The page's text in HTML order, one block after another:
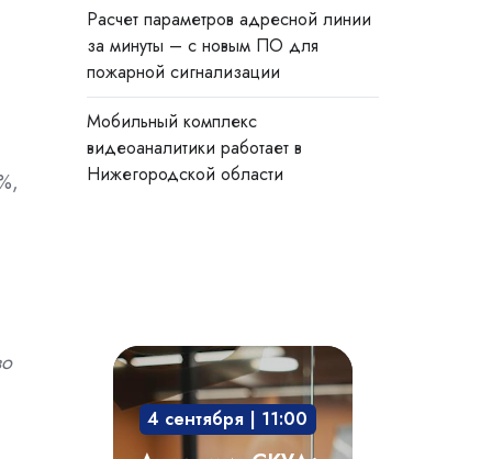
Расчет параметров адресной линии
за минуты – с новым ПО для
пожарной сигнализации
Мобильный комплекс
видеоаналитики работает в
Нижегородской области
Академия
СКУД:
мобильный
доступ,
4 сентября | 11:00